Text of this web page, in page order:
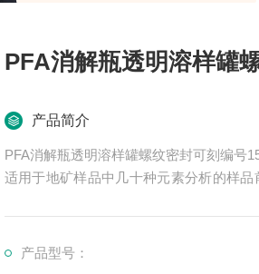
PFA消解瓶透明溶样罐
产品简介
PFA消解瓶透明溶样罐螺纹密封可刻编号
适用于地矿样品中几十种元素分析的样品
产品型号：